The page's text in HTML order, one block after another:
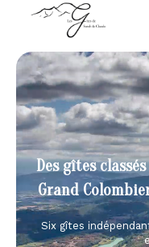
Des gîtes
Grand
Six gîtes